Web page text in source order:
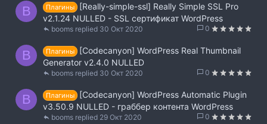
B Плагины
[Really-simple-ssl] Really Simple SSL Pro
v2.1.24 NULLED - SSL сертификат WordPress
0
30 Окт 2020
booms
B Плагины
[Codecanyon] WordPress Real Thumbnail
Generator v2.4.0 NULLED
0
30 Окт 2020
booms
B Плагины
[Codecanyon] WordPress Automatic Plugin
v3.50.9 NULLED - граббер контента WordPress
0
29 Окт 2020
booms